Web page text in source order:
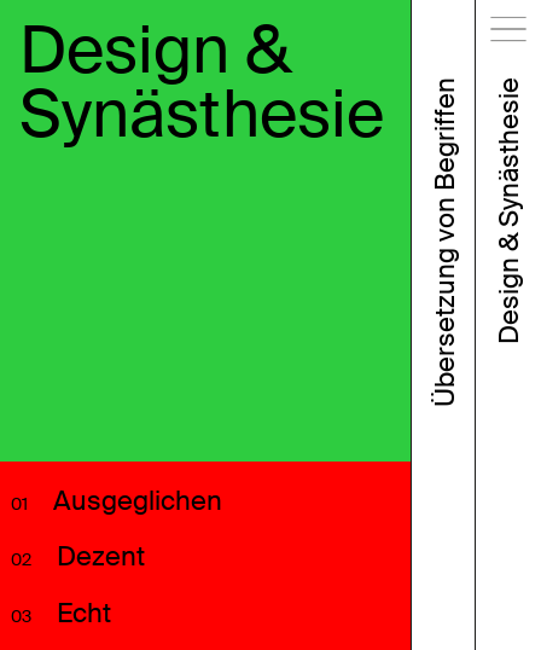
Design &
Synästhesie Design & Synästhesie
Übersetzung von Begriffen
01 Ausgeglichen
02 Dezent
03 Echt